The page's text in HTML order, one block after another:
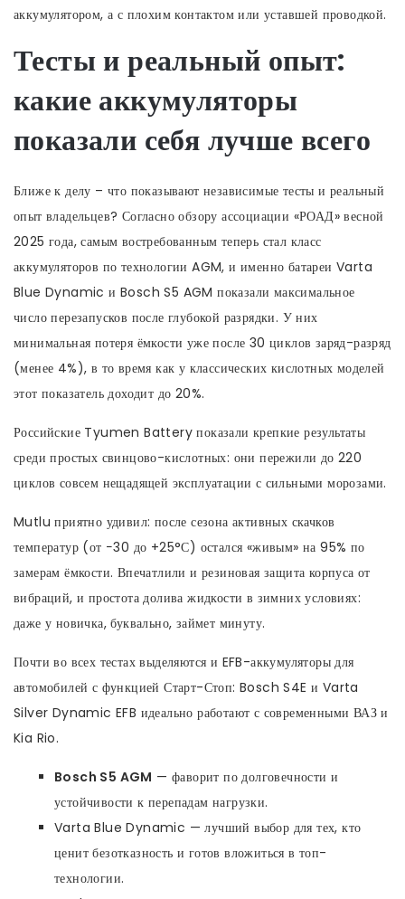
аккумулятором, а с плохим контактом или уставшей проводкой.
Тесты и реальный опыт:
какие аккумуляторы
показали себя лучше всего
Ближе к делу – что показывают независимые тесты и реальный
опыт владельцев? Согласно обзору ассоциации «РОАД» весной
2025 года, самым востребованным теперь стал класс
аккумуляторов по технологии AGM, и именно батареи Varta
Blue Dynamic и Bosch S5 AGM показали максимальное
число перезапусков после глубокой разрядки. У них
минимальная потеря ёмкости уже после 30 циклов заряд-разряд
(менее 4%), в то время как у классических кислотных моделей
этот показатель доходит до 20%.
Российские Tyumen Battery показали крепкие результаты
среди простых свинцово-кислотных: они пережили до 220
циклов совсем нещадящей эксплуатации с сильными морозами.
Mutlu приятно удивил: после сезона активных скачков
температур (от −30 до +25°С) остался «живым» на 95% по
замерам ёмкости. Впечатлили и резиновая защита корпуса от
вибраций, и простота долива жидкости в зимних условиях:
даже у новичка, буквально, займет минуту.
Почти во всех тестах выделяются и EFB-аккумуляторы для
автомобилей с функцией Старт-Стоп: Bosch S4E и Varta
Silver Dynamic EFB идеально работают с современными ВАЗ и
Kia Rio.
Bosch S5 AGM — фаворит по долговечности и
устойчивости к перепадам нагрузки.
Varta Blue Dynamic — лучший выбор для тех, кто
ценит безотказность и готов вложиться в топ-
технологии.